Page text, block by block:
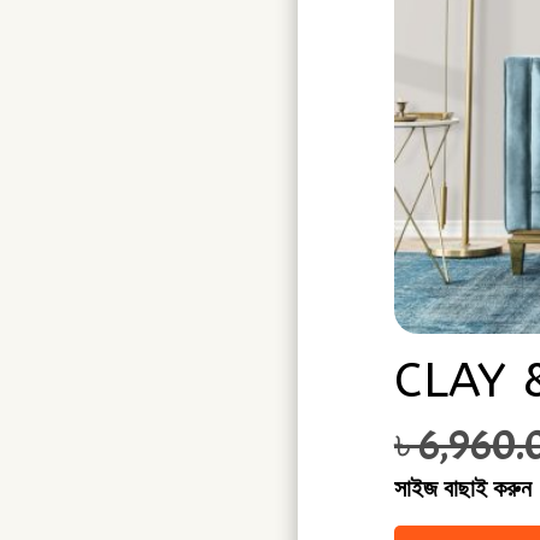
CLAY
৳
সাইজ বাছাই করুন